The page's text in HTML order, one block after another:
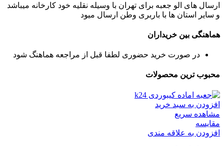
ارسال های الو جعبه برای تهران با وسیله نقلیه خود کارخانه میباشد
و سایر استان ها با باربری وطن ارسال میود
هماهنگی بین خریداران
در صورت خرید حضوری لطفا قبل از مراجعه هماهنگ شود
محبوب ترین محصولات
افزودن به سبد خرید
مشاهده سریع
مقایسه
افزودن به علاقه مندی